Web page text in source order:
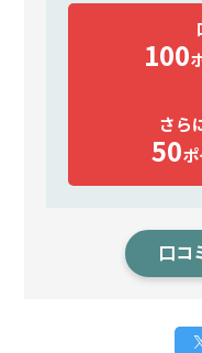
100
さら
50
口コ